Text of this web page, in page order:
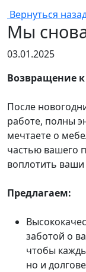
Вернуться
Мы
03.01.2025
Возвращение
После
работе, полны
мечтаете о
частью вашего
воплотить
Предлагаем:
заботой о
чтобы
но и